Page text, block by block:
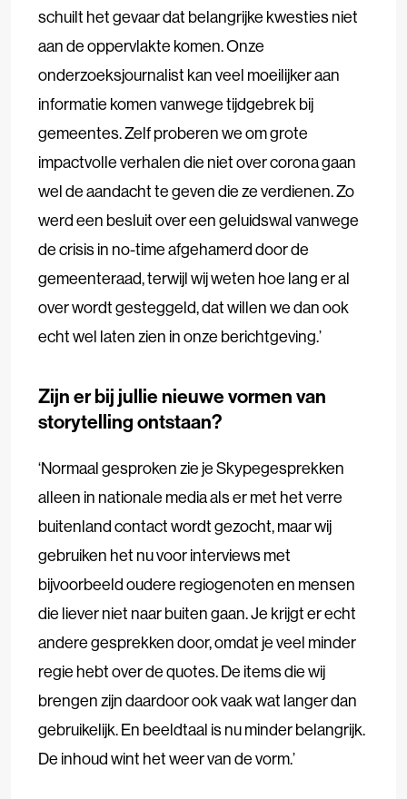
schuilt het gevaar dat belangrijke kwesties niet
aan de oppervlakte komen. Onze
onderzoeksjournalist kan veel moeilijker aan
informatie komen vanwege tijdgebrek bij
gemeentes. Zelf proberen we om grote
impactvolle verhalen die niet over corona gaan
wel de aandacht te geven die ze verdienen. Zo
werd een besluit over een geluidswal vanwege
de crisis in no-time afgehamerd door de
gemeenteraad, terwijl wij weten hoe lang er al
over wordt gesteggeld, dat willen we dan ook
echt wel laten zien in onze berichtgeving.’
Zijn er bij jullie nieuwe vormen van
storytelling ontstaan?
‘Normaal gesproken zie je Skypegesprekken
alleen in nationale media als er met het verre
buitenland contact wordt gezocht, maar wij
gebruiken het nu voor interviews met
bijvoorbeeld oudere regiogenoten en mensen
die liever niet naar buiten gaan. Je krijgt er echt
andere gesprekken door, omdat je veel minder
regie hebt over de quotes. De items die wij
brengen zijn daardoor ook vaak wat langer dan
gebruikelijk. En beeldtaal is nu minder belangrijk.
De inhoud wint het weer van de vorm.’